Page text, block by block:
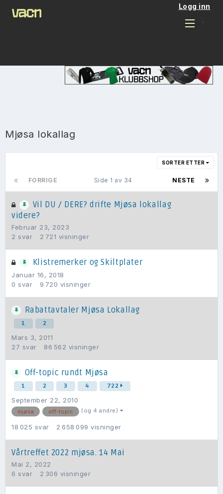
Logg inn
Mjøsa lokallag
SORTER ETTER
FORRIGE NESTE
Side 1 av 34
Vil DU / DERE? drifte Mjøsa lokallag
videre?
Februar 23, 2023
2 svar 2 721 visninger
Klistremerker og Skiltplater
Januar 16, 2018
0 svar 9 720 visninger
Rabattavtaler Mjøsa Lokallag
1 2
Mars 3, 2011
27 svar 86 562 visninger
Off-topic rundt Mjøsa
1 2 3 4 722
September 22, 2010
mjøsa off-topic (og 4 andre)
18 025 svar 2 658 099 visninger
Vårtreffet 2022 mjøsa. 14 Mai
Mai 2, 2022
6 svar 2 306 visninger